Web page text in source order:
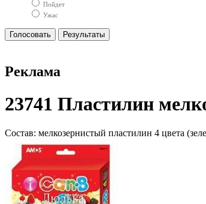
Пойдет
Ужас
Реклама
23741 Пластилин
Состав: мелкозернистый пластилин 4 цвета